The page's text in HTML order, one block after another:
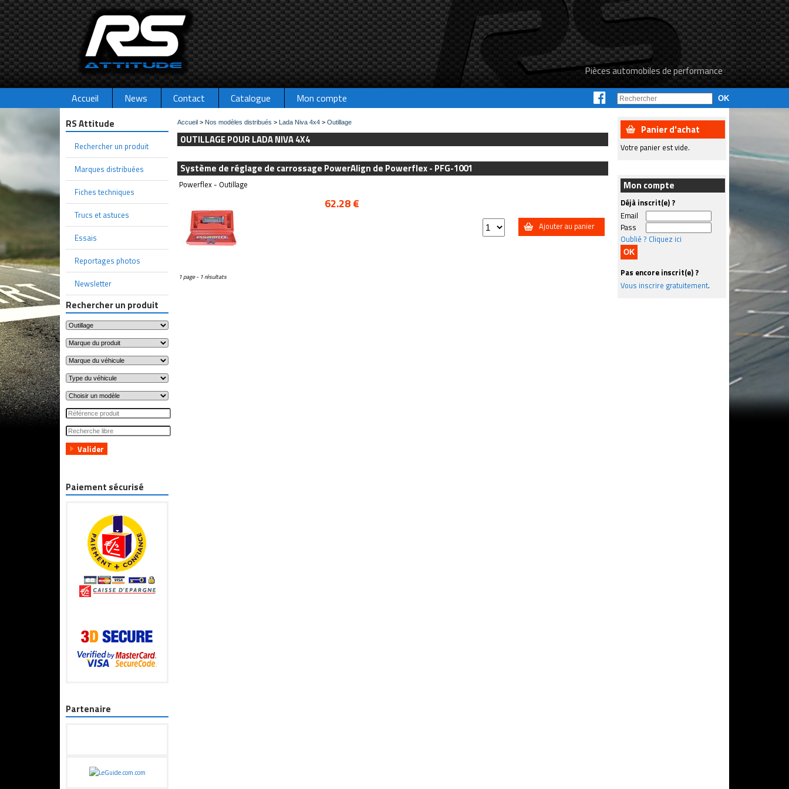
Pièces automobiles de performance
Accueil News Contact Catalogue Mon compte
RS Attitude
Rechercher un produit
Marques distribuées
Fiches techniques
Trucs et astuces
Essais
Reportages photos
Newsletter
Rechercher un produit
Paiement sécurisé
Partenaire
Accueil > Nos modèles distribués > Lada Niva 4x4 > Outillage
OUTILLAGE POUR LADA NIVA 4X4
Système de réglage de carrossage PowerAlign de Powerflex - PFG-1001
Powerflex - Outillage
62.28 €
Ajouter au panier
1 page - 1 résultats
Panier d'achat
Votre panier est vide.
Mon compte
Déjà inscrit(e) ?
Email
Pass
Oublié ? Cliquez ici
Pas encore inscrit(e) ?
Vous inscrire gratuitement.